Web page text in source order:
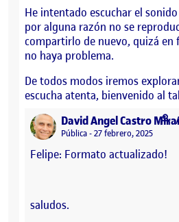
He intentado escuchar el
por alguna razón no se
compartirlo de nuevo, quizá en
no haya problema.
De todos modos iremos
escucha atenta, bienvenido al
David Angel Castro
Visibilidad:
Pública 27 febrero, 2025
Felipe: Formato actualizado!
saludos.